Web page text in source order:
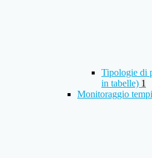
Tipologie di
in tabelle) 1
Monitoraggio